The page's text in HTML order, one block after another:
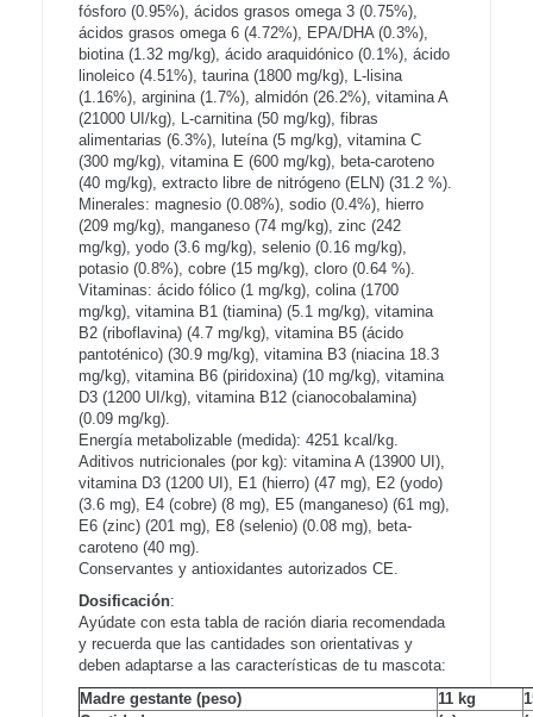
fósforo (0.95%), ácidos grasos omega 3 (0.75%),
ácidos grasos omega 6 (4.72%), EPA/DHA (0.3%),
biotina (1.32 mg/kg), ácido araquidónico (0.1%), ácido
linoleico (4.51%), taurina (1800 mg/kg), L-lisina
(1.16%), arginina (1.7%), almidón (26.2%), vitamina A
(21000 UI/kg), L-carnitina (50 mg/kg), fibras
alimentarias (6.3%), luteína (5 mg/kg), vitamina C
(300 mg/kg), vitamina E (600 mg/kg), beta-caroteno
(40 mg/kg), extracto libre de nitrógeno (ELN) (31.2 %).
Minerales: magnesio (0.08%), sodio (0.4%), hierro
(209 mg/kg), manganeso (74 mg/kg), zinc (242
mg/kg), yodo (3.6 mg/kg), selenio (0.16 mg/kg),
potasio (0.8%), cobre (15 mg/kg), cloro (0.64 %).
Vitaminas: ácido fólico (1 mg/kg), colina (1700
mg/kg), vitamina B1 (tiamina) (5.1 mg/kg), vitamina
B2 (riboflavina) (4.7 mg/kg), vitamina B5 (ácido
pantoténico) (30.9 mg/kg), vitamina B3 (niacina 18.3
mg/kg), vitamina B6 (piridoxina) (10 mg/kg), vitamina
D3 (1200 UI/kg), vitamina B12 (cianocobalamina)
(0.09 mg/kg).
Energía metabolizable (medida): 4251 kcal/kg.
Aditivos nutricionales (por kg): vitamina A (13900 UI),
vitamina D3 (1200 UI), E1 (hierro) (47 mg), E2 (yodo)
(3.6 mg), E4 (cobre) (8 mg), E5 (manganeso) (61 mg),
E6 (zinc) (201 mg), E8 (selenio) (0.08 mg), beta-
caroteno (40 mg).
Conservantes y antioxidantes autorizados CE.
Dosificación:
Ayúdate con esta tabla de ración diaria recomendada
y recuerda que las cantidades son orientativas y
deben adaptarse a las características de tu mascota:
Madre gestante (peso)
11 kg